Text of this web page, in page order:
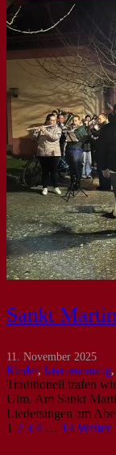
Sankt Martin
11. November 2025
Kinder, laternenumzug,
Traditionell trafen
Ulm. Am Sankt
Liedersingen am
1 2 3 4 … 14 Weiter